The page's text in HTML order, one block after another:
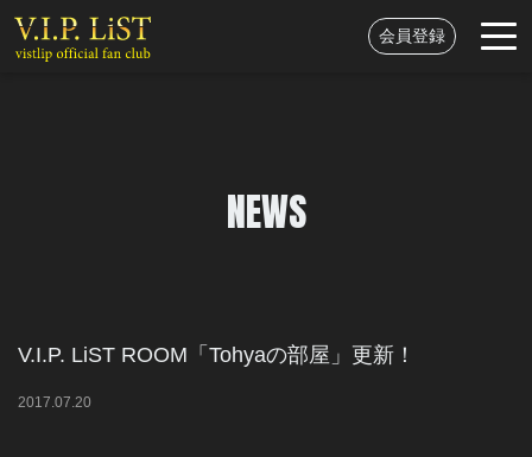
会員登録
NEWS
V.I.P. LiST ROOM「Tohyaの部屋」更新！
2017.07.20